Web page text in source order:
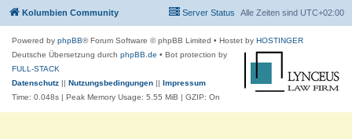
Kolumbien Community Alle Zeiten sind UTC+02:00
Server Status
Powered by phpBB® Forum Software © phpBB Limited • Hostet by HOSTINGER
Deutsche Übersetzung durch phpBB.de • Bot protection by
FULL-STACK
Datenschutz || Nutzungsbedingungen || Impressum
Time: 0.048s | Peak Memory Usage: 5.55 MiB | GZIP: On